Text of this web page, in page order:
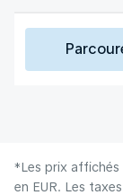
*Les prix affichés
en EUR. Les